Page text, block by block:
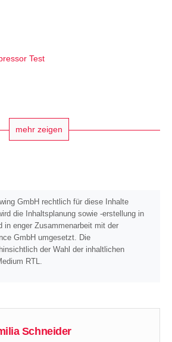
Test
mehr zeigen
GmbH rechtlich für diese Inhalte
die Inhaltsplanung sowie -erstellung in
in enger Zusammenarbeit mit der
GmbH umgesetzt. Die
der Wahl der inhaltlichen
RTL.
Schneider